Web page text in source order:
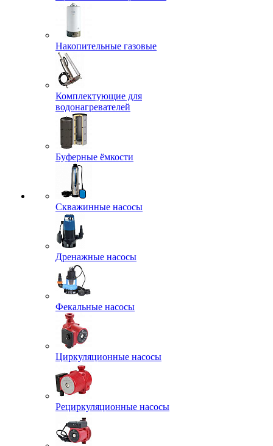
Накопительные газовые
Комплектующие для
водонагревателей
Буферные ёмкости
Скважинные насосы
Дренажные насосы
Фекальные насосы
Циркуляционные насосы
Рециркуляционные насосы